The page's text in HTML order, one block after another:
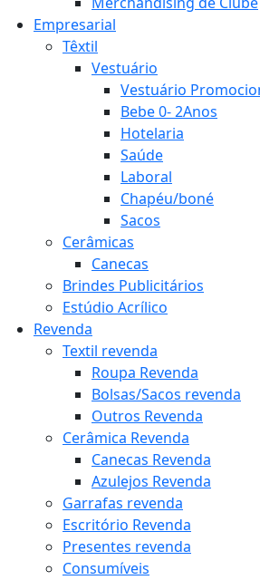
Empresarial
Têxtil
Vestuário
Vestuário
Bebe 0- 2Anos
Hotelaria
Saúde
Laboral
Chapéu/boné
Sacos
Cerâmicas
Canecas
Brindes Publicitários
Estúdio Acrílico
Revenda
Textil revenda
Roupa Revenda
Bolsas/Sacos revenda
Outros Revenda
Cerâmica Revenda
Canecas Revenda
Azulejos Revenda
Garrafas revenda
Escritório Revenda
Presentes revenda
Consumíveis